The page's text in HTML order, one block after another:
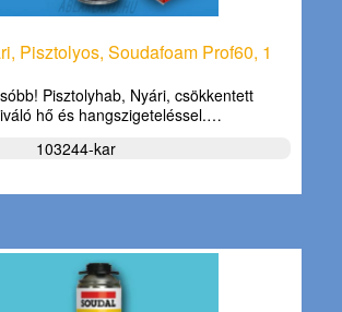
Pisztolyos, Soudafoam Prof60, 1
Pisztolyhab, Nyári, csökkentett
hő és hangszigeteléssel.…
103244-kar